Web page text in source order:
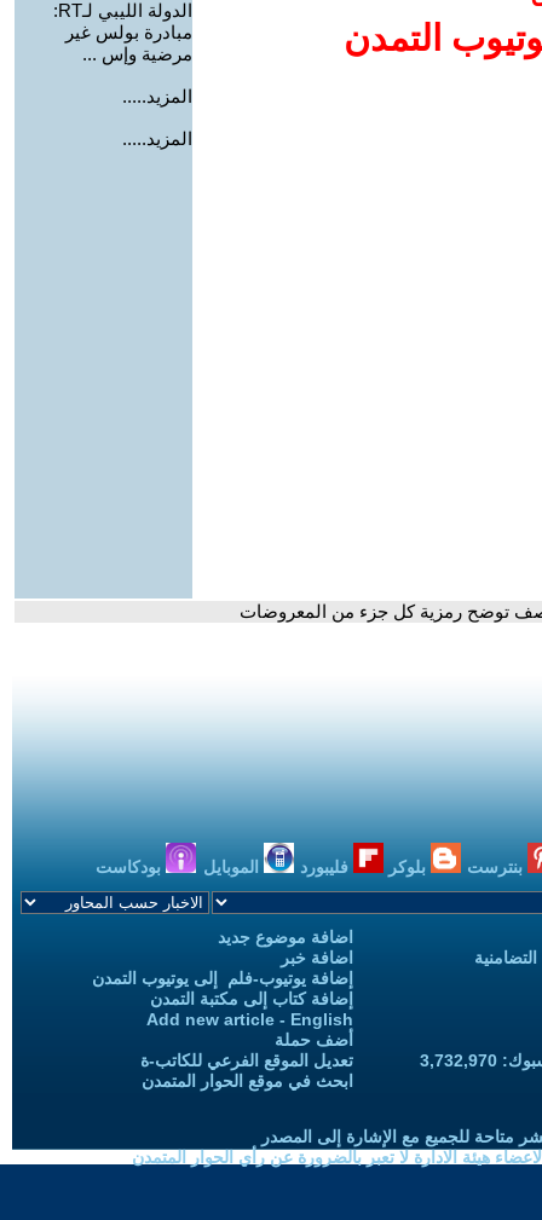
التمدن
الدولة الليبي لـRT:
مبادرة بولس غير
مرضية وإس ...
المزيد.....
المزيد.....
توضح رمزية كل جزء من المعروضات
بنترست بلوكر فليبورد الموبايل بودكاست
اضافة موضوع جديد
اضافة خبر
إضافة يوتيوب-فلم إلى يوتيوب التمدن
إضافة كتاب إلى مكتبة التمدن
Add new article - English
أضف حملة
تعديل الموقع الفرعي للكاتب-ة
ابحث في موقع الحوار المتمدن
متاحة للجميع مع الإشارة إلى المصدر
هيئة الادارة لا تعبر بالضرورة عن رأي الحوار المتمدن